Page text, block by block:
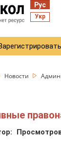
Рус
Укр
Новости